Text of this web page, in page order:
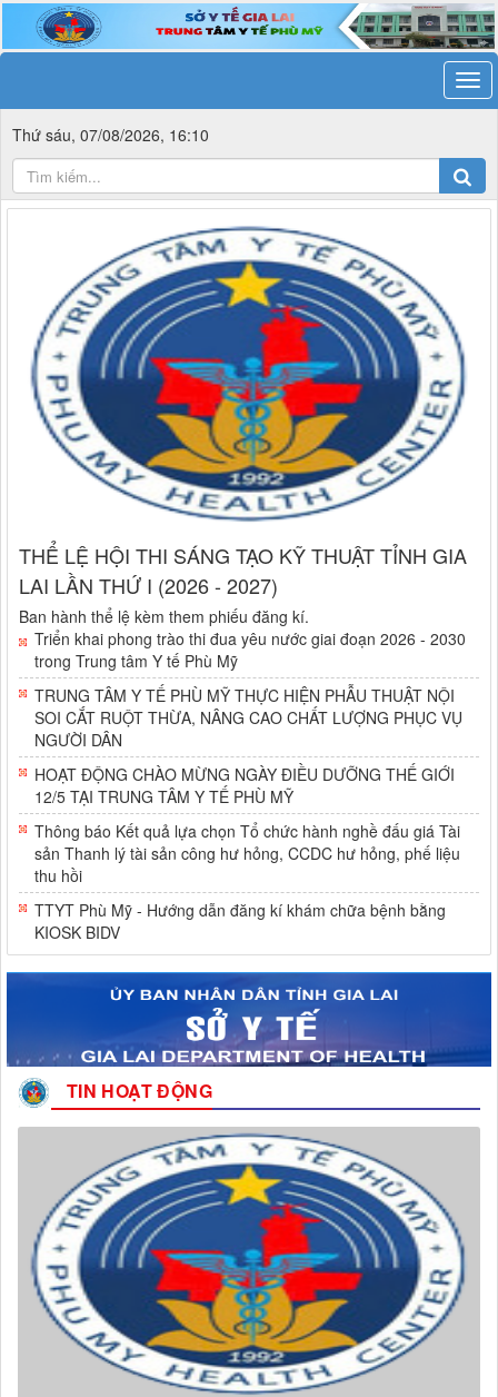
Thứ sáu, 07/08/2026, 16:10
THỂ LỆ HỘI THI SÁNG TẠO KỸ THUẬT TỈNH GIA
LAI LẦN THỨ I (2026 - 2027)
Ban hành thể lệ kèm them phiếu đăng kí.
Triển khai phong trào thi đua yêu nước giai đoạn 2026 - 2030
trong Trung tâm Y tế Phù Mỹ
TRUNG TÂM Y TẾ PHÙ MỸ THỰC HIỆN PHẪU THUẬT NỘI
SOI CẮT RUỘT THỪA, NÂNG CAO CHẤT LƯỢNG PHỤC VỤ
NGƯỜI DÂN
HOẠT ĐỘNG CHÀO MỪNG NGÀY ĐIỀU DƯỠNG THẾ GIỚI
12/5 TẠI TRUNG TÂM Y TẾ PHÙ MỸ
Thông báo Kết quả lựa chọn Tổ chức hành nghề đấu giá Tài
sản Thanh lý tài sản công hư hỏng, CCDC hư hỏng, phế liệu
thu hồi
TTYT Phù Mỹ - Hướng dẫn đăng kí khám chữa bệnh bằng
KIOSK BIDV
TIN HOẠT ĐỘNG